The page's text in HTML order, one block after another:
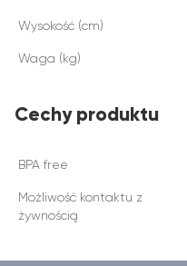
Wysokość (cm)
Waga (kg)
Cechy produktu
BPA free
Możliwość kontaktu z
żywnością